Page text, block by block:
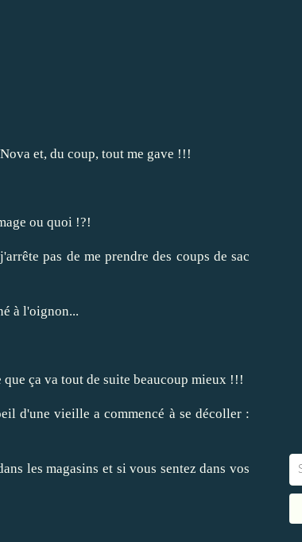
et, du coup, tout me gave !!!
ou quoi !?!
pas de me prendre des coups de sac
à l'oignon...
ça va tout de suite beaucoup mieux !!!
d'une vieille a commencé à se décoller :
les magasins et si vous sentez dans vos